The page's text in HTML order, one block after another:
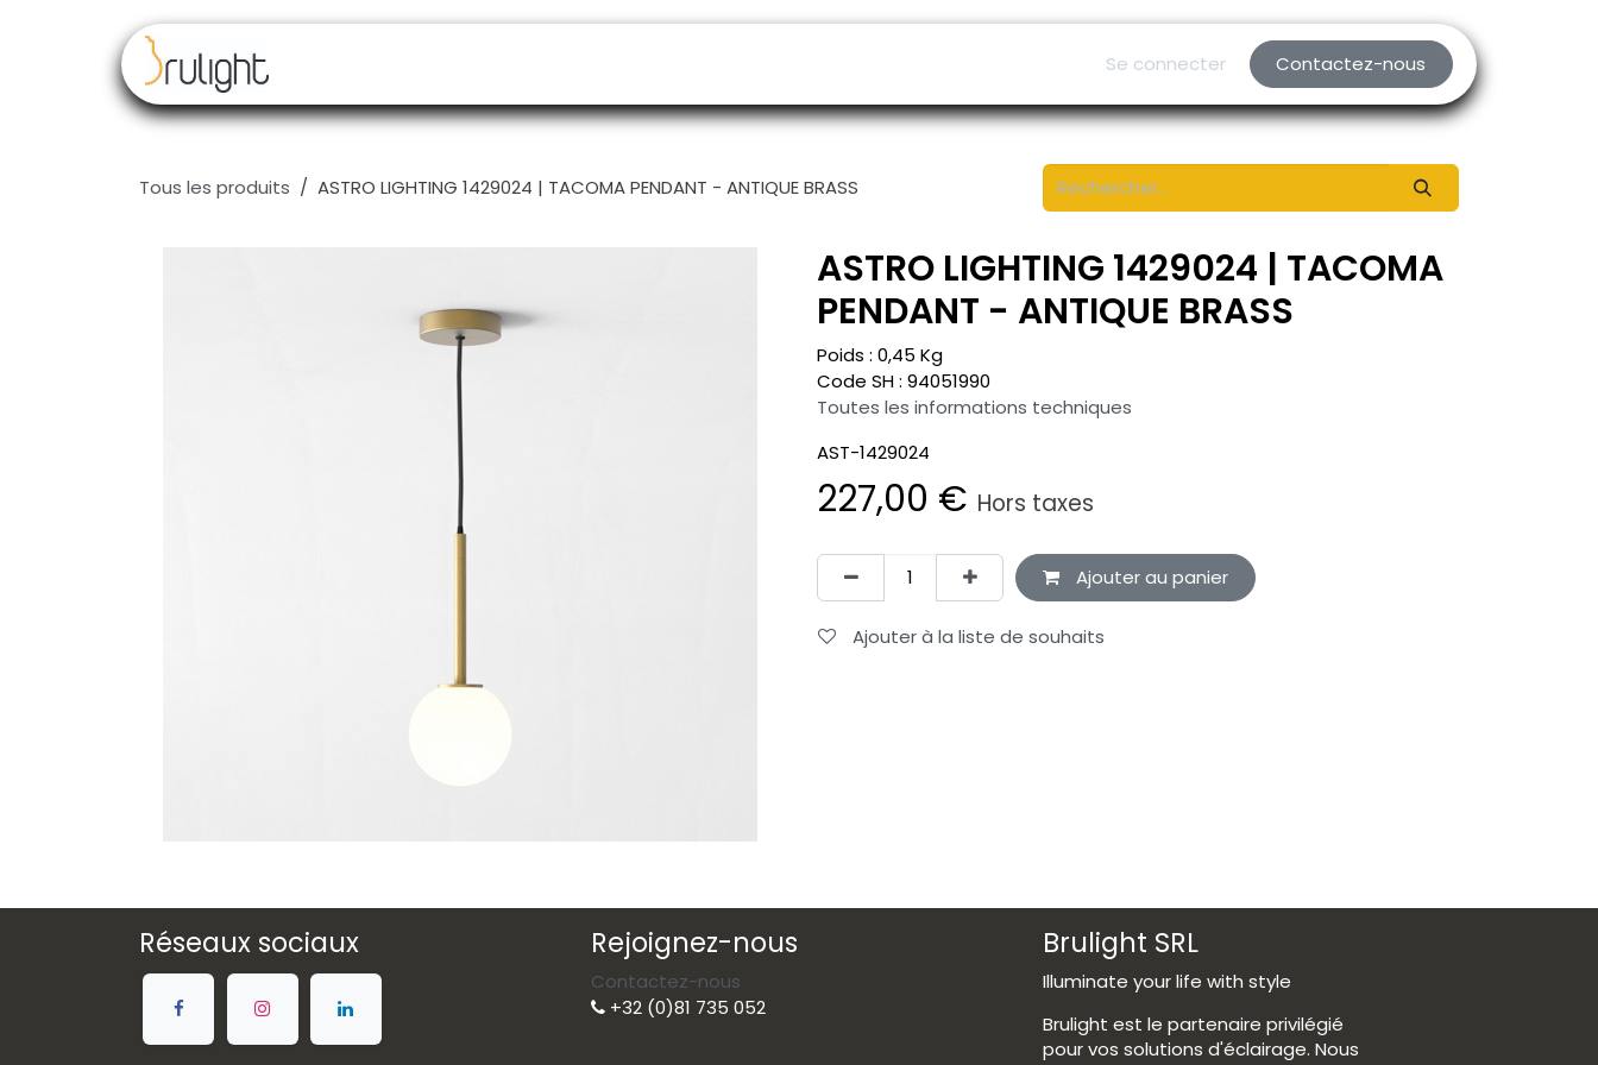
Se connecter Contactez-nous
Tous les produits ASTRO LIGHTING 1429024 | TACOMA PENDANT - ANTIQUE BRASS
ASTRO LIGHTING 1429024 | TACOMA
PENDANT - ANTIQUE BRASS
Poids : 0,45 Kg
Code SH : 94051990
Toutes les informations techniques
AST-1429024
227,00 € Hors taxes
Ajouter au panier
Ajouter à la liste de souhaits
Réseaux sociaux Rejoignez-nous
Contactez-nous
+32 (0)81 735 052
Brulight SRL
Illuminate your life with style
Brulight est le partenaire privilégié
pour vos solutions d'éclairage. Nous